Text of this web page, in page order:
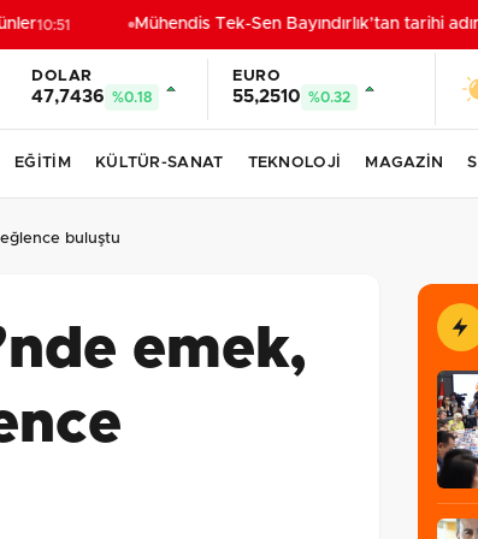
10:51 Mühendis Tek-Sen Bayındırlık’tan tarihi
DOLAR
47,7436 %0.18
EURO
55,2510 %0.32
EĞİTİM KÜLTÜR-SANAT TEKNOLOJİ MAGAZİN
buluştu
emek,